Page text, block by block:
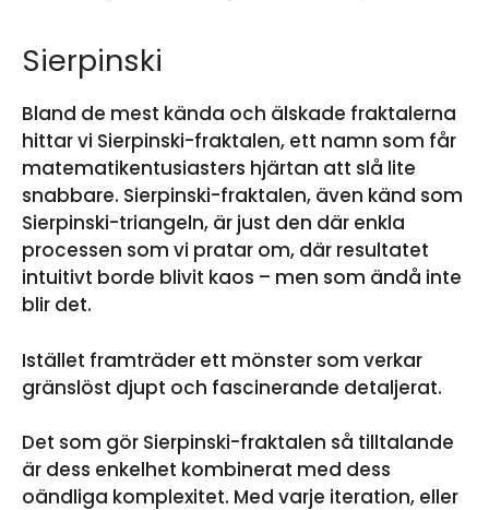
Sierpinski
Bland de mest kända och älskade fraktalerna
hittar vi Sierpinski-fraktalen, ett namn som får
matematikentusiasters hjärtan att slå lite
snabbare. Sierpinski-fraktalen, även känd som
Sierpinski-triangeln, är just den där enkla
processen som vi pratar om, där resultatet
intuitivt borde blivit kaos – men som ändå inte
blir det.
Istället framträder ett mönster som verkar
gränslöst djupt och fascinerande detaljerat.
Det som gör Sierpinski-fraktalen så tilltalande
är dess enkelhet kombinerat med dess
oändliga komplexitet. Med varje iteration, eller